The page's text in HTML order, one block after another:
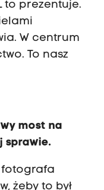
to prezentuje.
W centrum
To nasz
most na
sprawie.
fotografa
żeby to był